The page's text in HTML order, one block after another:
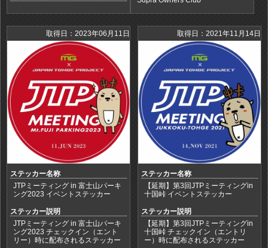
取得日：2023年06月11日
ステッカー名称
JTPミーティング in 富士山パーキ
ング2023 イベントステッカー
ステッカー説明
JTPミーティング in 富士山パーキ
ング2023 チェックイン（エント
リー）時に配布されるステッカー
取得日：2021年11月14日
ステッカー名称
【延期】第3回JTPミーティングin
十国峠 イベントステッカー
ステッカー説明
【延期】第3回JTPミーティングin
十国峠 チェックイン（エントリ
ー）時に配布されるステッカー